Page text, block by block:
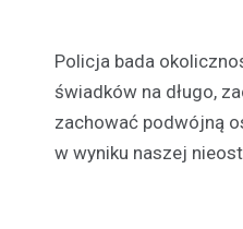
Policja bada
świadków na długo,
zachować podwójną
w wyniku naszej